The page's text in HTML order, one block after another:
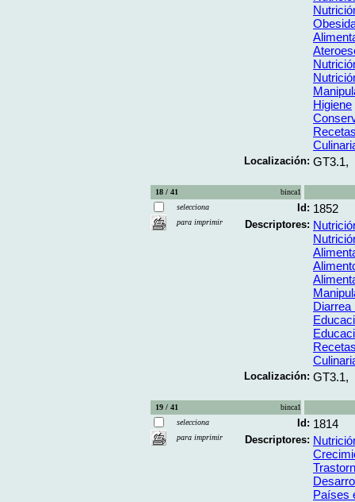
Higiene
Localización: GT3.1,
18 / 41
binca1
selecciona
para imprimir
Id: 1852
Descriptores:
Diarrea
Localización: GT3.1,
19 / 41
binca1
selecciona
para imprimir
Id: 1814
Descriptores:
Países